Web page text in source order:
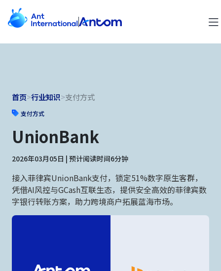
首页>行业知识>支付方式
支付方式
UnionBank
2026年03月05日 | 预计阅读时间6分钟
接入菲律宾UnionBank支付，锁定51%数字原生客群，
凭借AI风控与GCash互联生态，提供安全高效的菲律宾数
字银行转账方案，助力跨境商户拓展蓝海市场。